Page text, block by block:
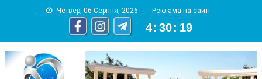
Четвер, 06 Серпня, 2026 Реклама на сайті
4 : 30 : 20
YUZHNY.INFO
информационный портал города Южный